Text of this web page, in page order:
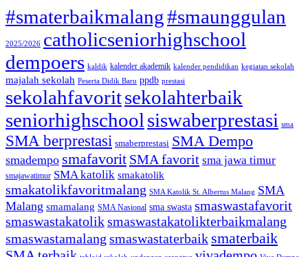
#smaterbaikmalang#smaunggulan
2025/2026 catholicseniorhighschool
dempoers kaldik kalender akademik kalender pendidikan kegiatan sekolah
majalah sekolah Peserta Didik Baru ppdb prestasi
sekolahfavoritsekolahterbaik
seniorhighschool siswaberprestasi sma
SMA berprestasi smaberprestasi SMA Dempo
smadempo smafavorit SMA favorit sma jawa timur
smajawatimur SMA katolik smakatolik
smakatolikfavoritmalang SMA Katolik St. Albertus Malang SMA
Malang smamalang SMA Nasional sma swasta smaswastafavorit
smaswastakatoliksmaswastakatolikterbaikmalang
smaswastamalang smaswastaterbaik smaterbaik